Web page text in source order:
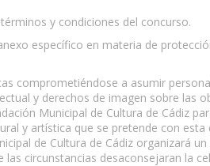
y condiciones del concurso.
específico en materia de
comprometiéndose a asumir
y derechos de imagen sobre las
Municipal de Cultura de Cádiz
y artística que se pretende con esta
de Cultura de Cádiz organizará
circunstancias desaconsejaran la